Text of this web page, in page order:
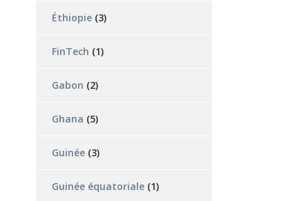
Éthiopie (3)
FinTech (1)
Gabon (2)
Ghana (5)
Guinée (3)
Guinée équatoriale (1)